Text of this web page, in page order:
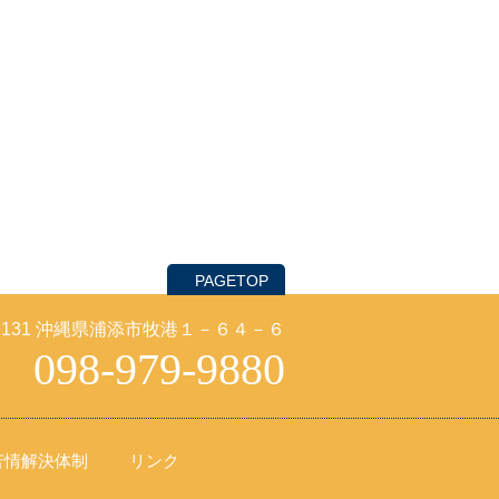
PAGETOP
沖縄県浦添市牧港１－６４－６
098-979-9880
情解決体制 リンク